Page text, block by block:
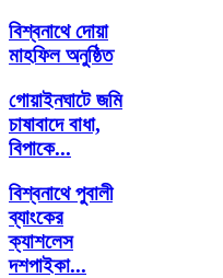
বিশ্বনাথে দোয়া
মাহফিল অনুষ্ঠিত
গোয়াইনঘাটে জমি
চাষাবাদে বাধা,
বিপাকে...
বিশ্বনাথে পুবালী
ব্যাংকের
ক্যাশলেস
দশপাইকা...